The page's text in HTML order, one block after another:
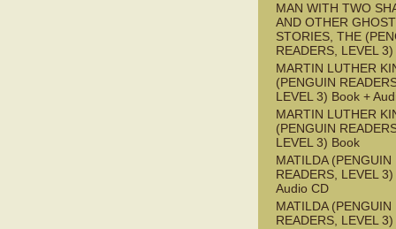
MAN WITH TWO
AND OTHER GHOST
STORIES, THE
READERS, LEVEL
MARTIN LUTHER
(PENGUIN
LEVEL 3) Book +
MARTIN LUTHER
(PENGUIN
LEVEL 3) Book
MATILDA (PENGUIN
READERS, LEVEL
Audio CD
MATILDA (PENGUIN
READERS, LEVEL